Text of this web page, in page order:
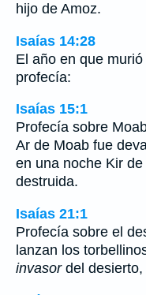
hijo de Amoz.
Isaías 14:28
El año en que
profecía:
Isaías 15:1
Profecía sobre
Ar de Moab fue
en una noche Kir
destruida.
Isaías 21:1
Profecía sobre el
lanzan los
invasordel desierto,